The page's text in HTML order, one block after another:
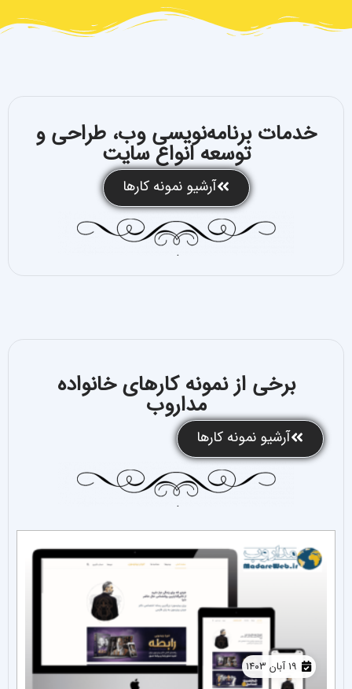
خدمات برنامه‌نویسی وب، طراحی و
توسعه انواع سایت
آرشیو نمونه کارها
برخی از نمونه کارهای خانواده
مداروب
آرشیو نمونه کارها
۱۹ آبان ۱۴۰۳